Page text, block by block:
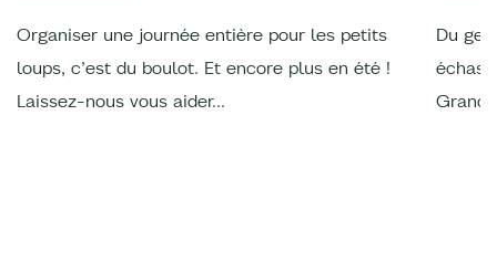
Organiser une journée entière pour les petits
loups, c’est du boulot. Et encore plus en été !
Laissez-nous vous aider...
Du